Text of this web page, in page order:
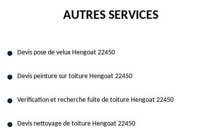
AUTRES SERVICES
Devis pose de velux Hengoat 22450
Devis peinture sur toiture Hengoat 22450
Verification et recherche fuite de toiture Hengoat 22450
Devis nettoyage de toiture Hengoat 22450